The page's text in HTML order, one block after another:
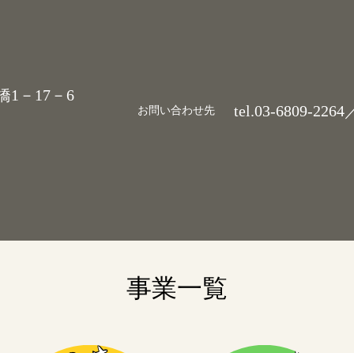
03-6809-2264／fax.03-6809-2267
事業一覧